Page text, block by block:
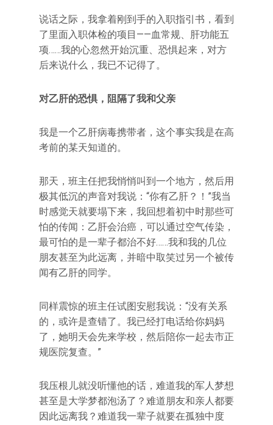
说话之际，我拿着刚到手的入职指引书，看到
了里面入职体检的项目——血常规、肝功能五
项……我的心忽然开始沉重、恐惧起来，对方
后来说什么，我已不记得了。
对乙肝的恐惧，阻隔了我和父亲
我是一个乙肝病毒携带者，这个事实我是在高
考前的某天知道的。
那天，班主任把我悄悄叫到一个地方，然后用
极其低沉的声音对我说：“你有乙肝？！”我当
时感觉天就要塌下来，我回想着初中时那些可
怕的传闻：乙肝会治癌，可以通过空气传染，
最可怕的是一辈子都治不好……我和我的几位
朋友甚至为此远离，并暗中取笑过另一个被传
闻有乙肝的同学。
同样震惊的班主任试图安慰我说：“没有关系
的，或许是查错了。我已经打电话给你妈妈
了，她明天会先来学校，然后陪你一起去市正
规医院复查。”
我压根儿就没听懂他的话，难道我的军人梦想
甚至是大学梦都泡汤了？难道朋友和亲人都要
因此远离我？难道我一辈子就要在孤独中度